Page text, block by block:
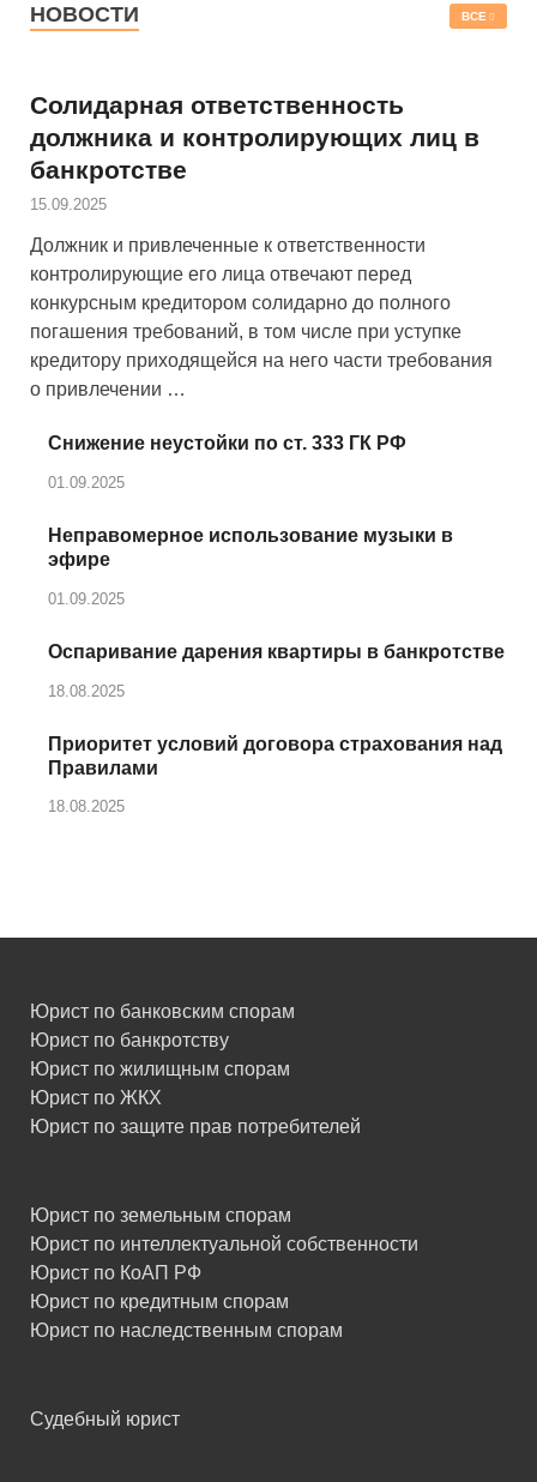
НОВОСТИ ВСЕ
Солидарная ответственность
должника и контролирующих лиц в
банкротстве
15.09.2025
Должник и привлеченные к ответственности
контролирующие его лица отвечают перед
конкурсным кредитором солидарно до полного
погашения требований, в том числе при уступке
кредитору приходящейся на него части требования
о привлечении …
Снижение неустойки по ст. 333 ГК РФ
01.09.2025
Неправомерное использование музыки в
эфире
01.09.2025
Оспаривание дарения квартиры в банкротстве
18.08.2025
Приоритет условий договора страхования над
Правилами
18.08.2025
Юрист по банковским спорам
Юрист по банкротству
Юрист по жилищным спорам
Юрист по ЖКХ
Юрист по защите прав потребителей
Юрист по земельным спорам
Юрист по интеллектуальной собственности
Юрист по КоАП РФ
Юрист по кредитным спорам
Юрист по наследственным спорам
Судебный юрист